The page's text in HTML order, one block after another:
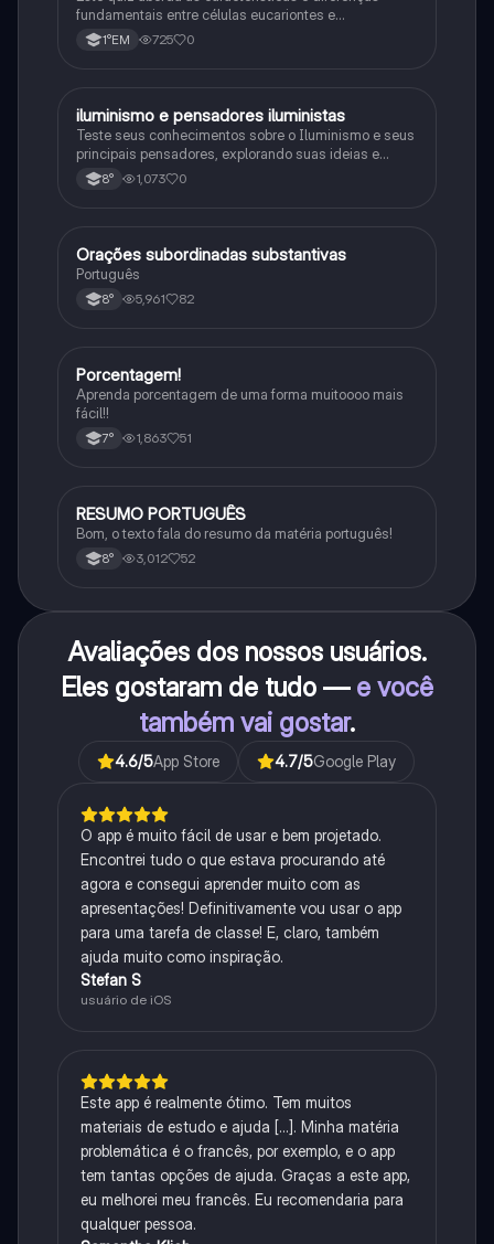
fundamentais entre células eucariontes e
procariontes.
1°EM 725 0
História
iluminismo e pensadores iluministas
Teste seus conhecimentos sobre o Iluminismo e seus
principais pensadores, explorando suas ideias e
impacto histórico.
8° 1,073 0
Português
Orações subordinadas substantivas
Português
8° 5,961 82
Matematica
Porcentagem!
Aprenda porcentagem de uma forma muitoooo mais
fácil!!
7° 1,863 51
Português
RESUMO PORTUGUÊS
Bom, o texto fala do resumo da matéria português!
8° 3,012 52
Avaliações dos nossos usuários.
Eles gostaram de tudo — e você
também vai gostar.
4.6/5App Store 4.7/5Google Play
O app é muito fácil de usar e bem projetado.
Encontrei tudo o que estava procurando até
agora e consegui aprender muito com as
apresentações! Definitivamente vou usar o app
para uma tarefa de classe! E, claro, também
ajuda muito como inspiração.
Stefan S
usuário de iOS
Este app é realmente ótimo. Tem muitos
materiais de estudo e ajuda [...]. Minha matéria
problemática é o francês, por exemplo, e o app
tem tantas opções de ajuda. Graças a este app,
eu melhorei meu francês. Eu recomendaria para
qualquer pessoa.